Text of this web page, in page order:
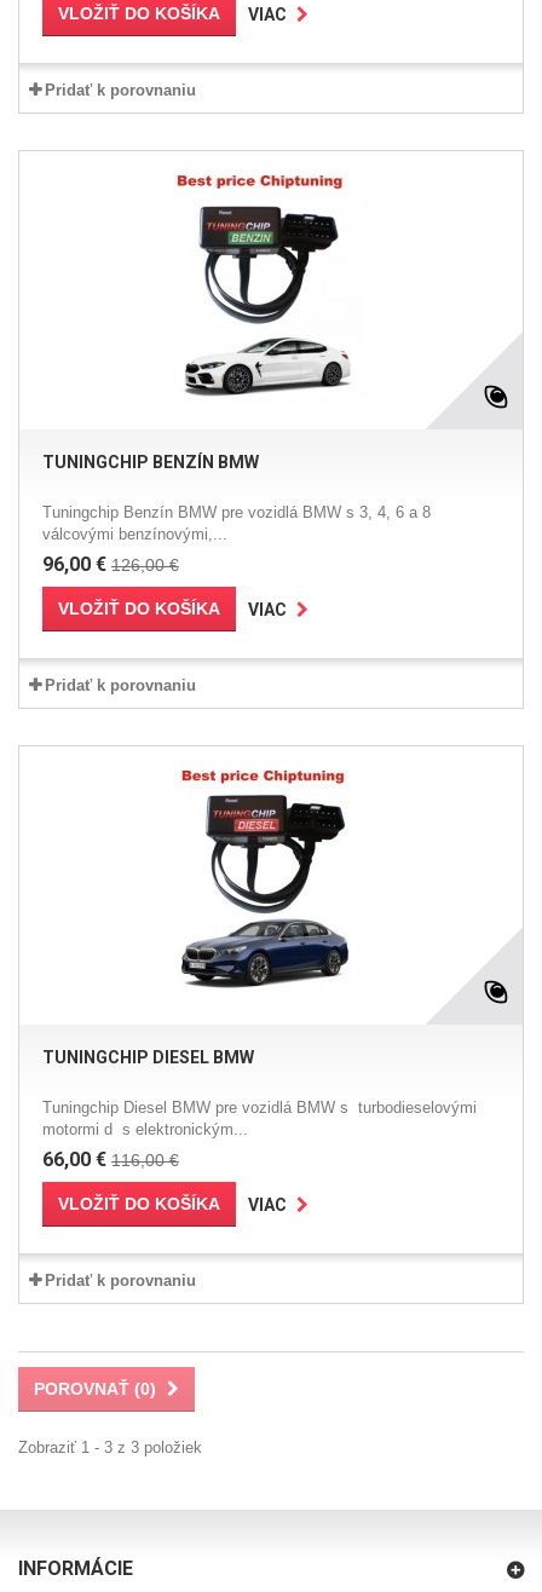
VLOŽIŤ DO KOŠÍKA VIAC
Pridať k porovnaniu
TUNINGCHIP BENZÍN BMW
Tuningchip Benzín BMW pre vozidlá BMW s 3, 4, 6 a 8
válcovými benzínovými,...
96,00 € 126,00 €
VLOŽIŤ DO KOŠÍKA VIAC
Pridať k porovnaniu
TUNINGCHIP DIESEL BMW
Tuningchip Diesel BMW pre vozidlá BMW s turbodieselovými
motormi d s elektronickým...
66,00 € 116,00 €
VLOŽIŤ DO KOŠÍKA VIAC
Pridať k porovnaniu
POROVNAŤ (0)
Zobraziť 1 - 3 z 3 položiek
INFORMÁCIE